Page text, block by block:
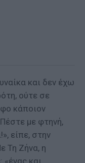
και δεν έχω
ούτε σε
κάποιον
με φτηνή,
είπε, στην
Τη Ζήνα, η
«ένας και